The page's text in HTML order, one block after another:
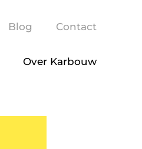
Contact
Blog
Over Karbouw